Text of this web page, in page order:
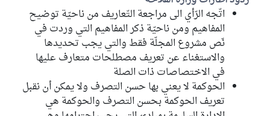
اتّجه الرّأي الى مراجعة التّعاريف من ناحيّة توضيح
المفاهيم ومن ناحيّة ذكر المفاهيم التي وردت في
نّص مشروع المجلّة فقط والتي يجب تحديدها
والاستغناء عن تعريف مصطلحات متعارف عليها
في الاختصاصات ذات الصلة
الحوكمة لا يعني بها حسن التصرف ولا يمكن أن نقبل
تعريف الحوكمة بحسن التصرف والحوكمة هي